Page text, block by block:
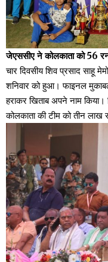
जेएससीए ने कोलकाता को 56
चार दिवसीय शिव प्रसाद साहू
शनिवार को हुआ। फाइनल
हराकर खिताब अपने नाम
कोलकाता की टीम को तीन लाख